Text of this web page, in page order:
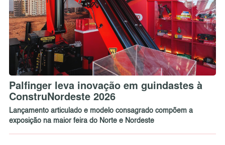
Palfinger leva inovação em guindastes à
ConstruNordeste 2026
Lançamento articulado e modelo consagrado compõem a
exposição na maior feira do Norte e Nordeste